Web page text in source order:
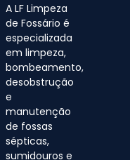
A LF Limpeza
de Fossário é
especializada
em limpeza,
bombeamento,
desobstrução
e
manutenção
de fossas
sépticas,
sumidouros e